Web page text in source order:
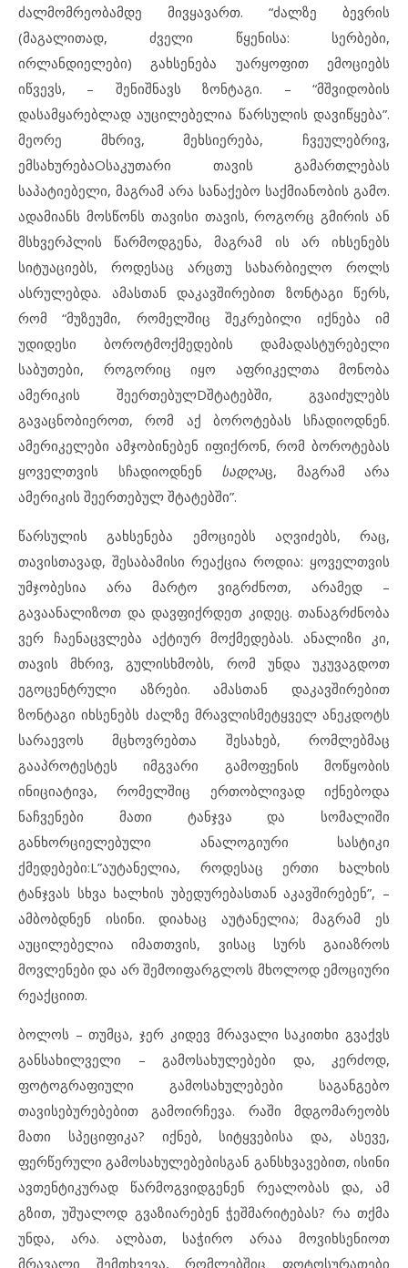
ძალმომრეობამდე მივყავართ. “ძალზე ბევრის
(მაგალითად, ძველი წყენისა: სერბები,
ირლანდიელები) გახსენება უარყოფით ემოციებს
იწვევს, – შენიშნავს ზონტაგი. – “მშვიდობის
დასამყარებლად აუცილებელია წარსულის დავიწყება”.
მეორე მხრივ, მეხსიერება, ჩვეულებრივ,
ემსახურებაOსაკუთარი თავის გამართლებას
საპატიებელი, მაგრამ არა სანაქებო საქმიანობის გამო.
ადამიანს მოსწონს თავისი თავის, როგორც გმირის ან
მსხვერპლის წარმოდგენა, მაგრამ ის არ იხსენებს
სიტუაციებს, როდესაც არცთუ სახარბიელო როლს
ასრულებდა. ამასთან დაკავშირებით ზონტაგი წერს,
რომ “მუზეუმი, რომელშიც შეკრებილი იქნება იმ
უდიდესი ბოროტმოქმედების დამადასტურებელი
საბუთები, როგორიც იყო აფრიკელთა მონობა
ამერიკის შეერთებულDშტატებში, გვაიძულებს
გავაცნობიეროთ, რომ აქ ბოროტებას სჩადიოდნენ.
ამერიკელები ამჯობინებენ იფიქრონ, რომ ბოროტებას
ყოველთვის სჩადიოდნენ სადღაც, მაგრამ არა
ამერიკის შეერთებულ შტატებში”.
წარსულის გახსენება ემოციებს აღვიძებს, რაც,
თავისთავად, შესაბამისი რეაქცია როდია: ყოველთვის
უმჯობესია არა მარტო ვიგრძნოთ, არამედ –
გავაანალიზოთ და დავფიქრდეთ კიდეც. თანაგრძნობა
ვერ ჩაენაცვლება აქტიურ მოქმედებას. ანალიზი კი,
თავის მხრივ, გულისხმობს, რომ უნდა უკუვაგდოთ
ეგოცენტრული აზრები. ამასთან დაკავშირებით
ზონტაგი იხსენებს ძალზე მრავლისმეტყველ ანეკდოტს
სარაევოს მცხოვრებთა შესახებ, რომლებმაც
გააპროტესტეს იმგვარი გამოფენის მოწყობის
ინიციატივა, რომელშიც ერთობლივად იქნებოდა
ნაჩვენები მათი ტანჯვა და სომალიში
განხორციელებული ანალოგიური სასტიკი
ქმედებები:L”აუტანელია, როდესაც ერთი ხალხის
ტანჯვას სხვა ხალხის უბედურებასთან აკავშირებენ”, –
ამბობდნენ ისინი. დიახაც აუტანელია; მაგრამ ეს
აუცილებელია იმათთვის, ვისაც სურს გაიაზროს
მოვლენები და არ შემოიფარგლოს მხოლოდ ემოციური
რეაქციით.
ბოლოს – თუმცა, ჯერ კიდევ მრავალი საკითხი გვაქვს
განსახილველი – გამოსახულებები და, კერძოდ,
ფოტოგრაფიული გამოსახულებები საგანგებო
თავისებურებებით გამოირჩევა. რაში მდგომარეობს
მათი სპეციფიკა? იქნებ, სიტყვებისა და, ასევე,
ფერწერული გამოსახულებებისგან განსხვავებით, ისინი
ავთენტიკურად წარმოგვიდგენენ რეალობას და, ამ
გზით, უშუალოდ გვაზიარებენ ჭეშმარიტებას? რა თქმა
უნდა, არა. ალბათ, საჭირო არაა მოვიხსენიოთ
მრავალი შემთხვევა, რომლებშიც ფოტოსურათები